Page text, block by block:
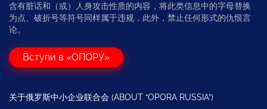
含有脏话和（或）人身攻击性质的内容，将此类信息中的字母替换
为点、破折号等符号同样属于违规，此外，禁止任何形式的仇恨言
论。
Вступи в «ОПОРУ»
关于俄罗斯中小企业联合会 (ABOUT “OPORA RUSSIA”)